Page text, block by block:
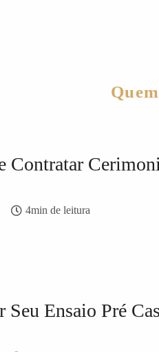
Contratar
4min de leitura
Seu Ensaio Pré